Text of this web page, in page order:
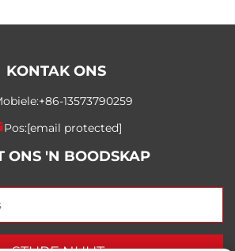
KONTAK ONS
+86-13573790259
Pos:[email protected]
ONS 'N BOODSKAP